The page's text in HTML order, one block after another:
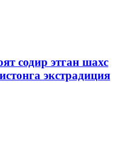
содир этган шахс
экстрадиция